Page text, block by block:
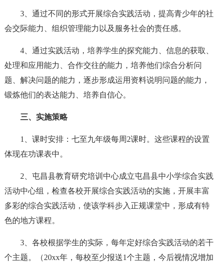
3、通过不同的形式开展综合实践活动，提高青少年的社
会交际能力、组织管理能力以及服务社会的责任感。
4、通过实践活动，培养学生的探究能力、信息的获取、
处理和应用能力、合作交往的能力，培养他们综合分析问
题、解决问题的能力，逐步形成运用资料说明问题的能力，
锻炼他们的表达能力、培养自信心。
三、实施策略
1、课时安排：七至九年级每周2课时。这些课程的设置
体现在功课表中。
2、屯昌县教育研究培训中心成立屯昌县中小学综合实践
活动中心组，检查各校开展综合实践活动的实施，开展丰富
多彩的综合实践活动，使该学科步入正规课堂中，形成有特
色的地方课程。
3、各校根据学生的实际，每年定好综合实践活动的若干
个主题。（20xx年，每校至少报送1个主题，今后视情况增加